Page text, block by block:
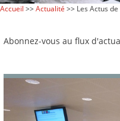
Accueil >>Actualité >> Les Actus de
Abonnez-vous au flux